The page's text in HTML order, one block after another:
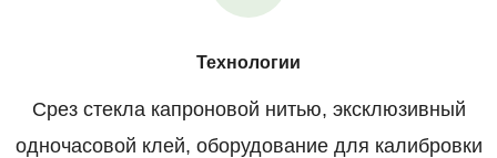
Технологии
Срез стекла капроновой нитью, эксклюзивный
одночасовой клей, оборудование для калибровки